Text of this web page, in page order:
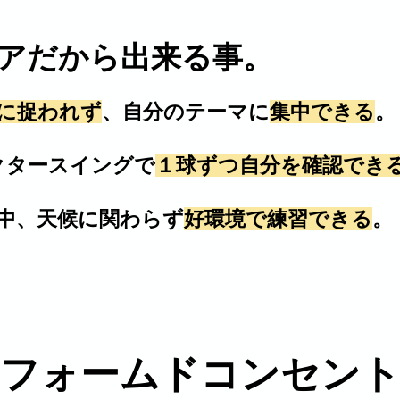
だから出来る事。
捉われず、自分のテーマに集中できる。
スイングで １球ずつ自分を確認でき
天候に関わらず好環境で練習できる。
ォームドコンセント